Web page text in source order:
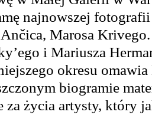
najnowszej
Ančica, Marosa
i Mariusza
okresu
biogramie
za życia artysty, który